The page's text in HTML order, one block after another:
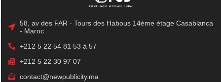
58, av des FAR - Tours des Habous 14ème étage Casablanca
- Maroc
+212 5 22 54 81 53 à 57
+212 5 22 30 97 07
contact@newpublicity.ma